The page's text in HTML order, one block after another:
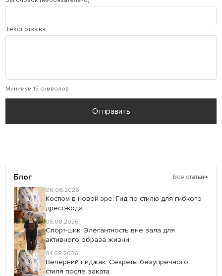
Текст отзыва
Минимум 15 символов
Отправить
Блог Все статьи→
06.08.2026
Костюм в новой эре: Гид по стилю для гибкого
дресс-кода
05.08.2026
Спорт-шик: Элегантность вне зала для
активного образа жизни
04.08.2026
Вечерний пиджак: Секреты безупречного
стиля после заката